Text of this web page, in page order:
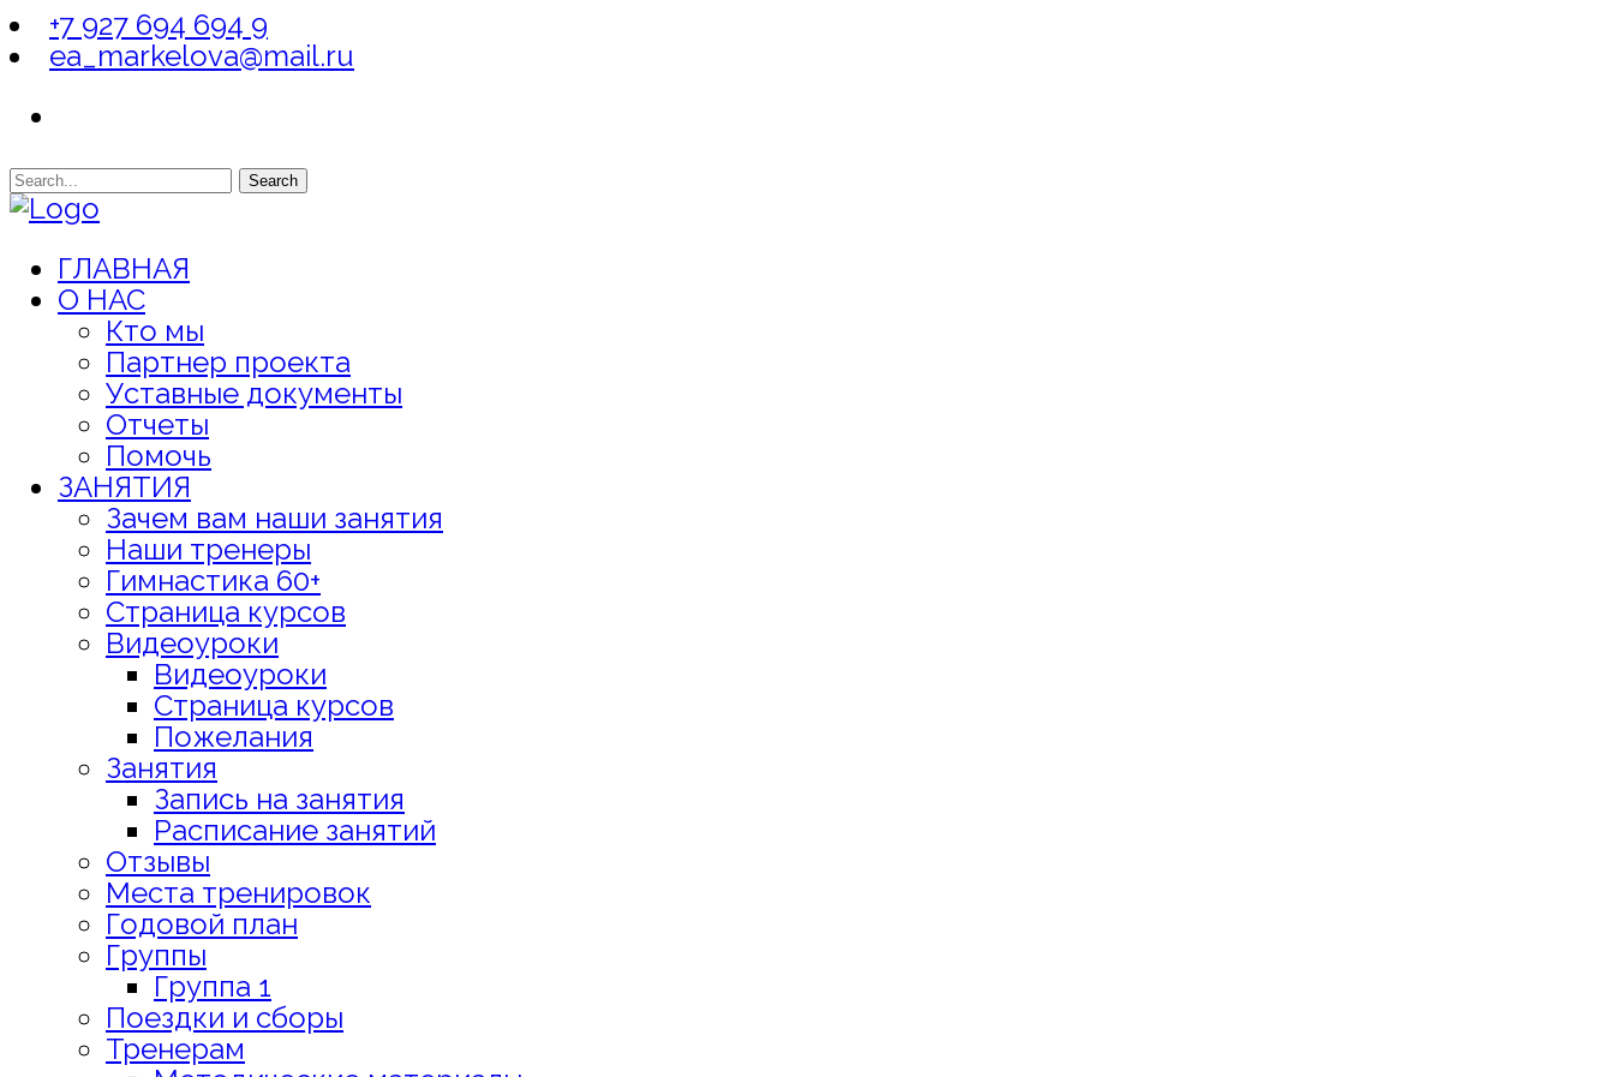
+7 927 694 694 9
ea_markelova@mail.ru
Search
ГЛАВНАЯ
О НАС
Кто мы
Партнер проекта
Уставные документы
Отчеты
Помочь
ЗАНЯТИЯ
Зачем вам наши занятия
Наши тренеры
Гимнастика 60+
Страница курсов
Видеоуроки
Видеоуроки
Страница курсов
Пожелания
Занятия
Запись на занятия
Расписание занятий
Отзывы
Места тренировок
Годовой план
Группы
Группа 1
Поездки и сборы
Тренерам